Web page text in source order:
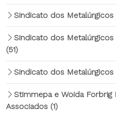
Sindicato dos Metalúrgicos
Sindicato dos
(51)
Sindicato dos Metalúrgicos
Stimmepa e Woida Forbrig
Associados (1)